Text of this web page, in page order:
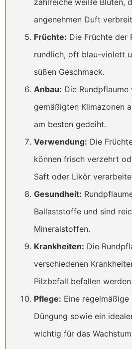
zahlreiche weiße Blüten,
angenehmen Duft
Früchte: Die Früchte der
rundlich, oft blau-violett
süßen Geschmack.
Anbau: Die
gemäßigten Klimazonen
am besten gedeiht.
Verwendung: Die
können frisch verzehrt
Saft oder Likör
Gesundheit:
Ballaststoffe und sind
Mineralstoffen.
Krankheiten: Die
verschiedenen
Pilzbefall befallen werden.
Pflege: Eine regelmäßige
Düngung sowie ein
wichtig für das